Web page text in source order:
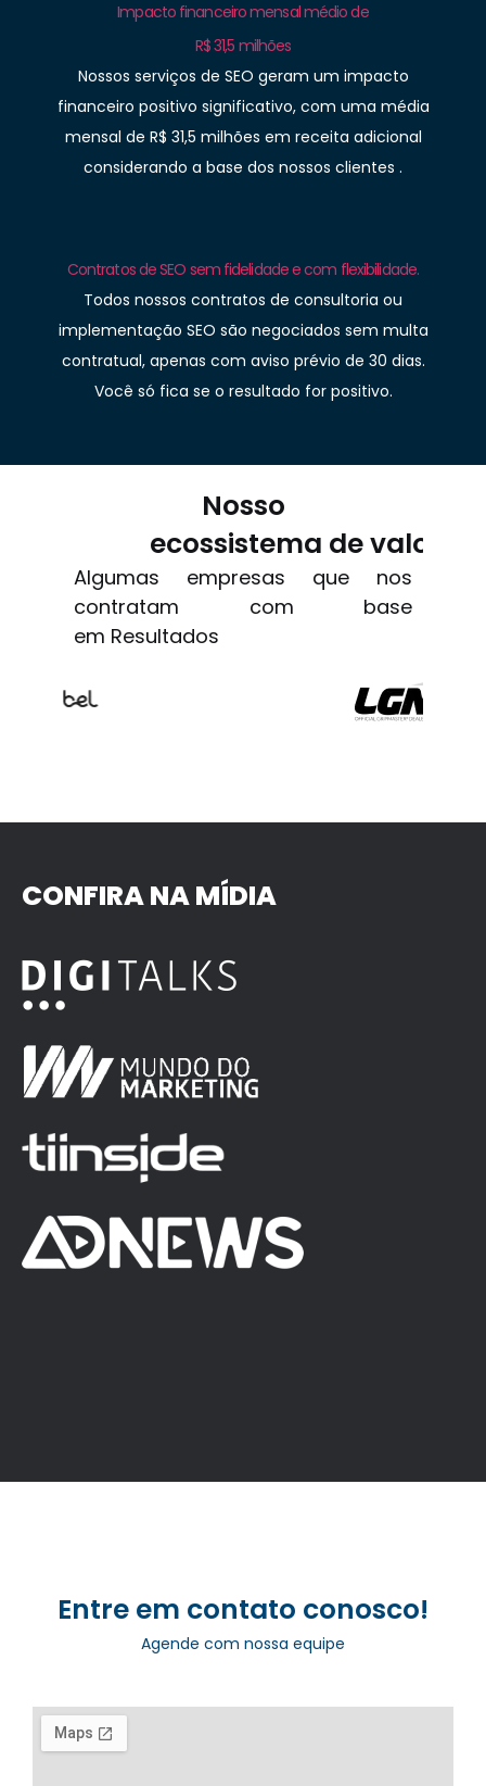
Impacto financeiro mensal médio de
R$ 31,5 milhões
Nossos serviços de SEO geram um impacto
financeiro positivo significativo, com uma média
mensal de R$ 31,5 milhões em receita adicional
considerando a base dos nossos clientes .
Contratos de SEO sem fidelidade e com flexibilidade.
Todos nossos contratos de consultoria ou
implementação SEO são negociados sem multa
contratual, apenas com aviso prévio de 30 dias.
Você só fica se o resultado for positivo.
Nosso
ecossistema de valor
Algumas empresas que nos
contratam com base
em Resultados
CONFIRA NA MÍDIA
Entre em contato conosco!
Agende com nossa equipe